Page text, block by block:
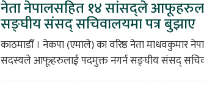
नेता नेपालसहित १४ सांसद्ले
सङ्घीय संसद् सचिवालयमा पत्र बुझाए
काठमाडौँ । नेकपा (एमाले) का वरिष्ठ नेता माधवकुमार
सदस्यले आफूहरुलाई पदमुक्त नगर्न सङ्घीय संसद्